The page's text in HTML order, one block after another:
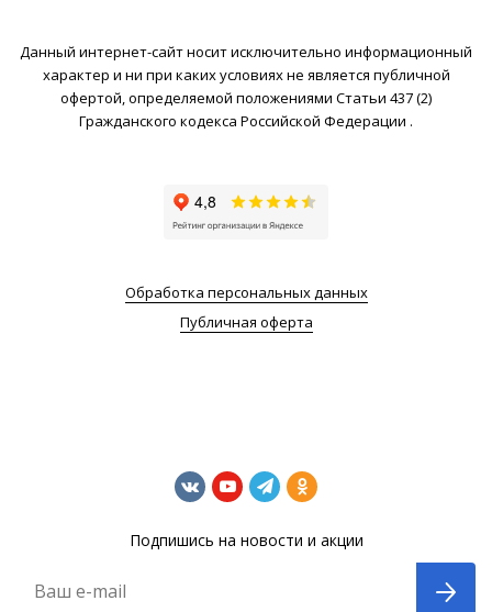
Данный интернет-сайт носит исключительно информационный
характер и ни при каких условиях не является публичной
офертой, определяемой положениями Статьи 437 (2)
Гражданского кодекса Российской Федерации .
Обработка персональных данных
Публичная оферта
Подпишись на новости и акции
Ваш e-mail